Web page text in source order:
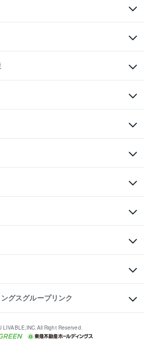
ィア
ン
ョン
賃貸）
Web」
ィアポリシー
商品取引専用の相談・お問い合わせ窓口）
・Eメールなどの送付停止について
急百貨店のブライダルクラブ
リバブルスタッフ株式会社まで
すぐれものセレクション
グスグループリンク
LIVABLE,INC.All Right Reserved.